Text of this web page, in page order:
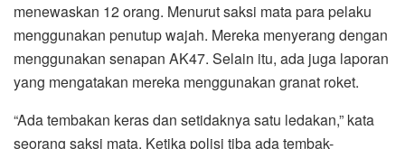
menewaskan 12 orang. Menurut saksi mata para pelaku
menggunakan penutup wajah. Mereka menyerang dengan
menggunakan senapan AK47. Selain itu, ada juga laporan
yang mengatakan mereka menggunakan granat roket.
“Ada tembakan keras dan setidaknya satu ledakan,” kata
seorang saksi mata. Ketika polisi tiba ada tembak-